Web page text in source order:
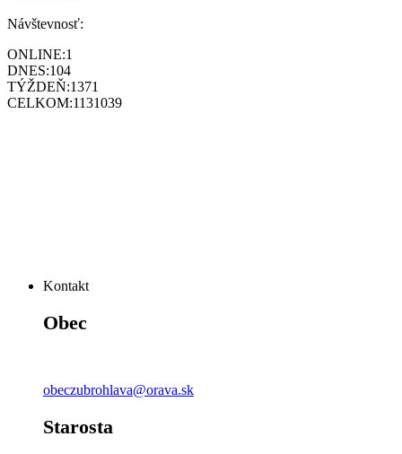
Návštevnosť:
ONLINE:1
DNES:104
TÝŽDEŇ:1371
CELKOM:1131039
Kontakt
Obec
obeczubrohlava@orava.sk
Starosta